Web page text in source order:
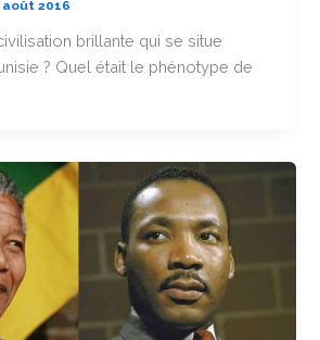
août 2016
brillante qui se situe
? Quel était le phénotype de